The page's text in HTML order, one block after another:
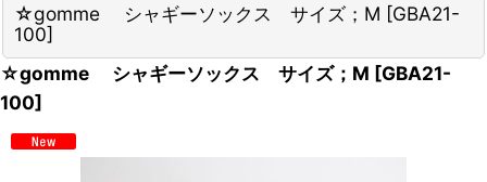
☆gomme シャギーソックス サイズ；M [GBA21-
100]
☆gomme シャギーソックス サイズ；M [GBA21-
100]